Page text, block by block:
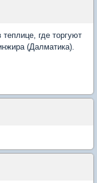
где торгуют
(Далматика).